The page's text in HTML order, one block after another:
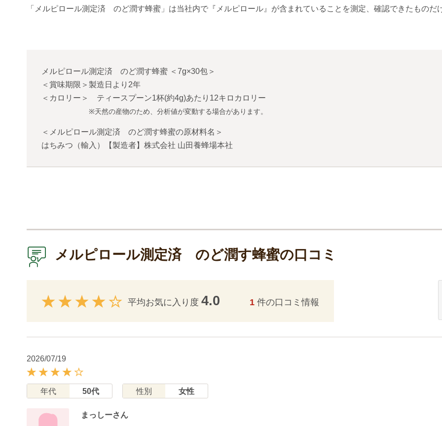
「メルピロール測定済 のど潤す蜂蜜」は当社内で『メルピロール』が含まれていることを測定、確認できたものだ
メルピロール測定済 のど潤す蜂蜜＜ 7g×30包＞
＜賞味期限＞製造日より2年
＜カロリー＞ ティースプーン1杯(約4g)あたり12キロカロリー
※天然の産物のため、分析値が変動する場合があります。
＜メルピロール測定済 のど潤す蜂蜜の原材料名＞
はちみつ（輸入）【製造者】株式会社 山田養蜂場本社
メルピロール測定済 のど潤す蜂蜜の口コミ
平均お気に入り度 4.0 1 件の口コミ情報
2026/07/19
年代 50代 性別 女性
まっしーさん